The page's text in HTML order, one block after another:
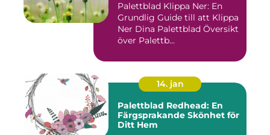
Palettblad Klippa Ner: En
Grundlig Guide till att Klippa
Ner Dina Palettblad Översikt
över Palettb...
14. jan
Palettblad Redhead: En
Färgsprakande Skönhet för
Ditt Hem